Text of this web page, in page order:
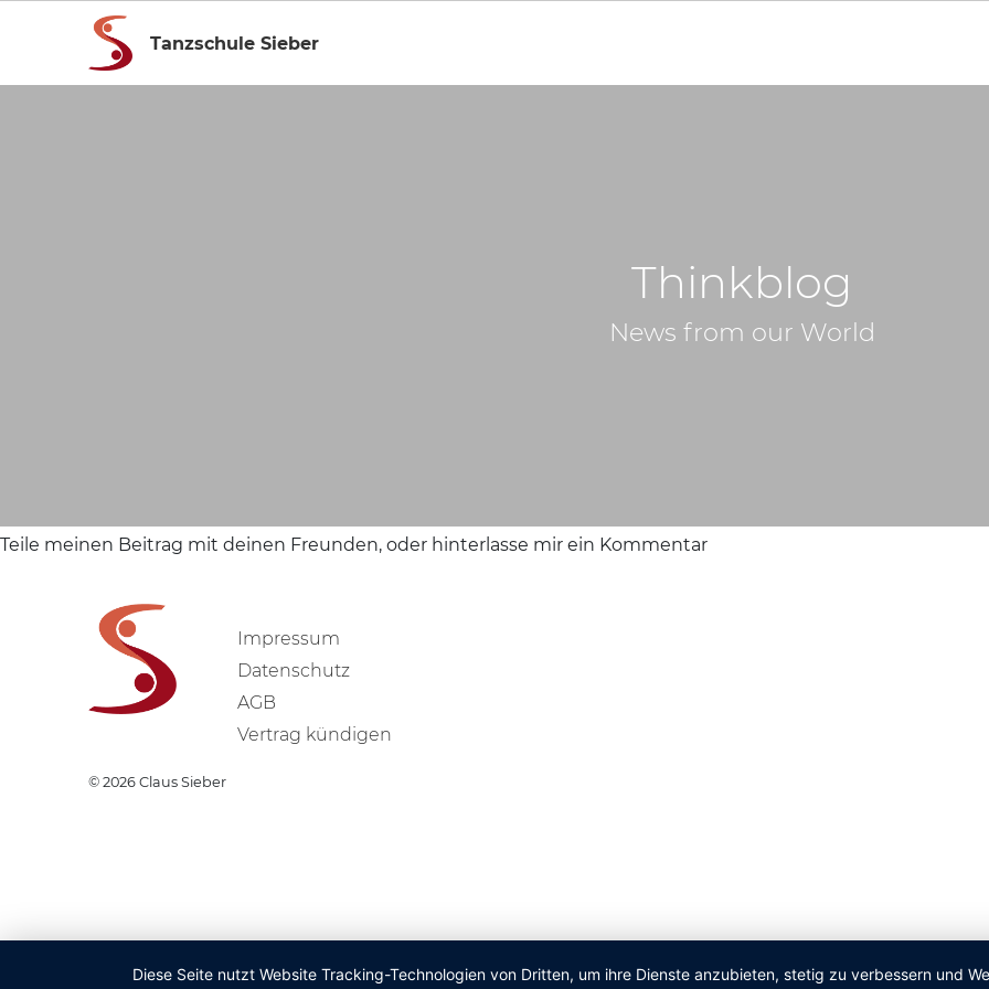
Tanzschule Sieber
Thinkblog
News from our World
Teile meinen Beitrag mit deinen Freunden, oder hinterlasse mir ein Kommentar
Diese Seite nutzt Website Tracking-Technologien von Dritten, um ihre Dienste anzubieten, stetig zu verbessern und
Impressum
Datenschutz
AGB
Vertrag kündigen
© 2026 Claus Sieber